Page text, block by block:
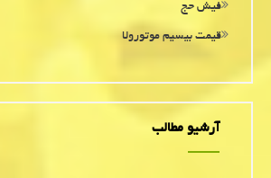
فیش حج
قیمت بیسیم موتورولا
آرشیو مطالب